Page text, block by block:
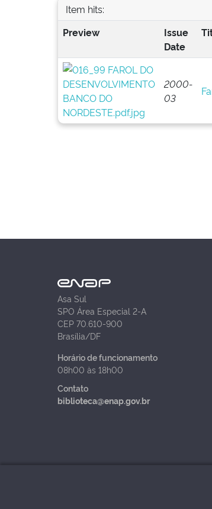
Item hits:
Preview
Issue
Date
2000-
03
Asa Sul
SPO Área Especial 2-A
CEP 70.610-900
Brasília/DF
Horário de funcionamento
08h00 às 18h00
Contato
biblioteca@enap.gov.br